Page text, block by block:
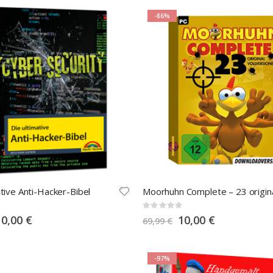
Anti-Hacker-Bibel
€
-86%
Rating:
0%
69,99 € Special
Price
10,00 €
-97%